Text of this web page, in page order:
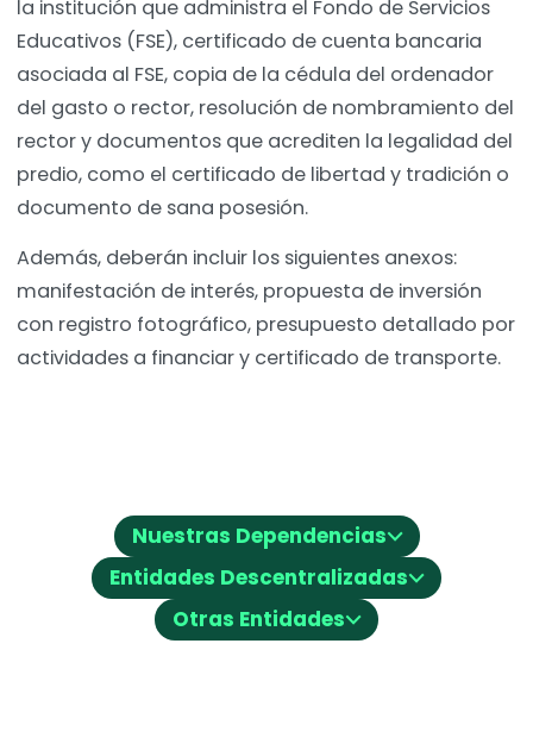
la institución que administra el Fondo de Servicios
Educativos (FSE), certificado de cuenta bancaria
asociada al FSE, copia de la cédula del ordenador
del gasto o rector, resolución de nombramiento del
rector y documentos que acrediten la legalidad del
predio, como el certificado de libertad y tradición o
documento de sana posesión.
Además, deberán incluir los siguientes anexos:
manifestación de interés, propuesta de inversión
con registro fotográfico, presupuesto detallado por
actividades a financiar y certificado de transporte.
Nuestras Dependencias⌵
Entidades Descentralizadas⌵
Otras Entidades⌵